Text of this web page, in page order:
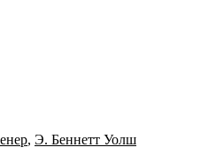
, Э. Беннетт Уолш